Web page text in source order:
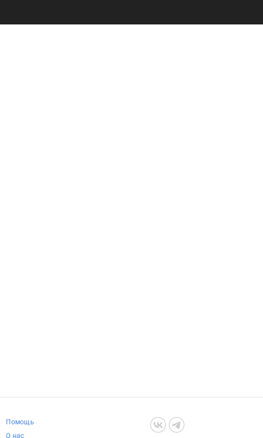
Помощь
О нас